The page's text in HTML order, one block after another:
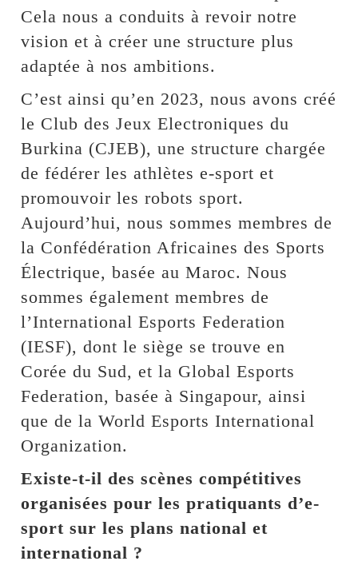
Cela nous a conduits à revoir notre
vision et à créer une structure plus
adaptée à nos ambitions.
C’est ainsi qu’en 2023, nous avons créé
le Club des Jeux Electroniques du
Burkina (CJEB), une structure chargée
de fédérer les athlètes e-sport et
promouvoir les robots sport.
Aujourd’hui, nous sommes membres de
la Confédération Africaines des Sports
Électrique, basée au Maroc. Nous
sommes également membres de
l’International Esports Federation
(IESF), dont le siège se trouve en
Corée du Sud, et la Global Esports
Federation, basée à Singapour, ainsi
que de la World Esports International
Organization.
Existe-t-il des scènes compétitives
organisées pour les pratiquants d’e-
sport sur les plans national et
international ?